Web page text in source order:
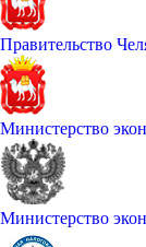
Правительство
Министерство
Министерство